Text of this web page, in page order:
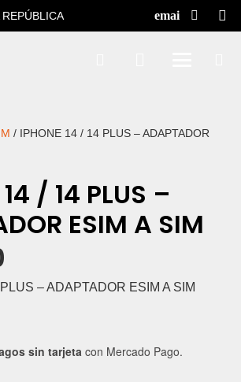
REPÚBLICA
/ IPHONE 14 / 14 PLUS – ADAPTADOR
/ 14 PLUS –
ESIM A SIM
– ADAPTADOR ESIM A SIM
sin tarjeta con Mercado Pago.